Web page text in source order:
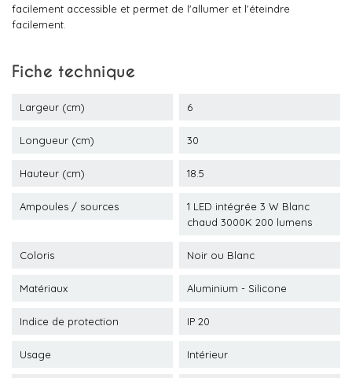
facilement accessible et permet de l'allumer et l'éteindre
facilement.
Fiche technique
Largeur (cm) 6
Longueur (cm) 30
Hauteur (cm) 18.5
Ampoules / sources
1 LED intégrée 3 W Blanc
chaud 3000K 200 lumens
Coloris Noir ou Blanc
Matériaux Aluminium - Silicone
Indice de protection IP 20
Usage Intérieur